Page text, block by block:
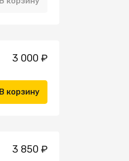
3 000 ₽
В корзину
3 850 ₽